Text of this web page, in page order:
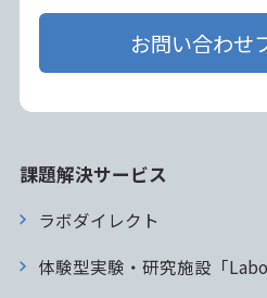
お問い合わせ
課題解決サービス
ラボダイレクト
体験型実験・研究施設「Labo